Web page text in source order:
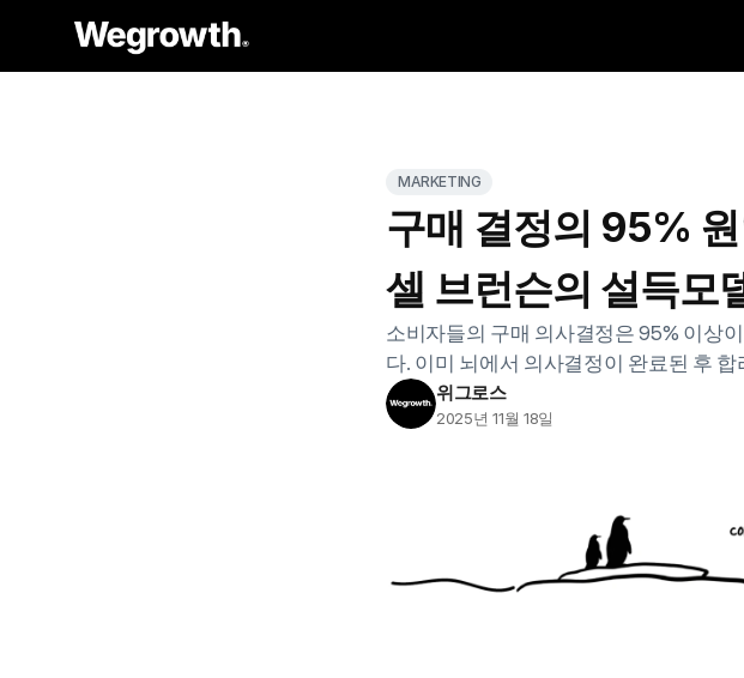
MARKETING
구매 결정의 95%
셀 브런슨의 설득모
소비자들의 구매 의사결정은 95% 이상
다. 이미 뇌에서 의사결정이 완료된 후
위그로스
2025년 11월 18일